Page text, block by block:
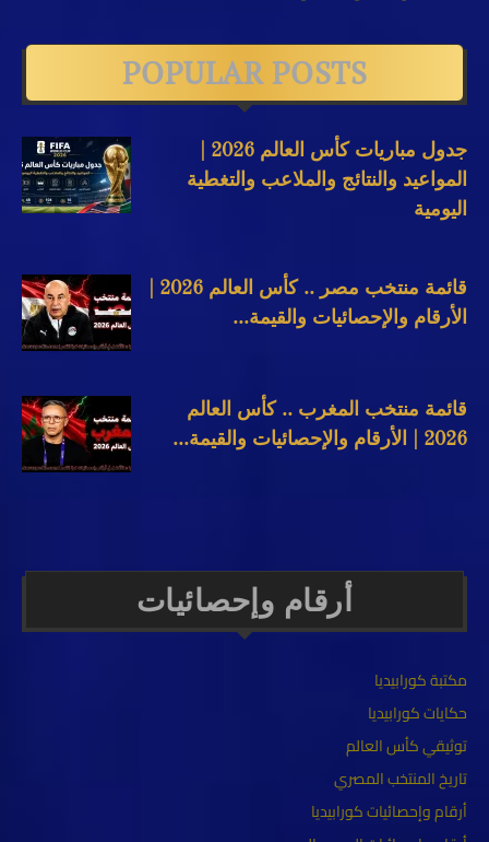
POPULAR POSTS
المواعيد والنتائج والملاعب والتغطية
اليومية
الأرقام والإحصائيات والقيمة...
قائمة منتخب المغرب .. كأس العالم
2026 | الأرقام والإحصائيات والقيمة...
أرقام وإحصائيات
مكتبة كورابيديا
حكايات كورابيديا
توثيقي كأس العالم
تاريخ المنتخب المصري
أرقام وإحصائيات كورابيديا